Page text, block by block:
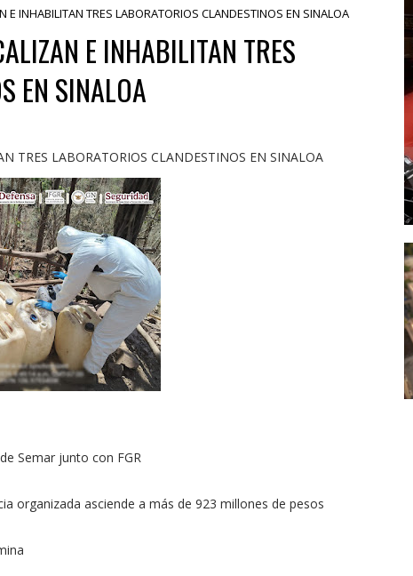
E INHABILITAN TRES LABORATORIOS CLANDESTINOS EN SINALOA
E INHABILITAN TRES
EN SINALOA
TRES LABORATORIOS CLANDESTINOS EN SINALOA
Semar junto con FGR
organizada asciende a más de 923 millones de pesos